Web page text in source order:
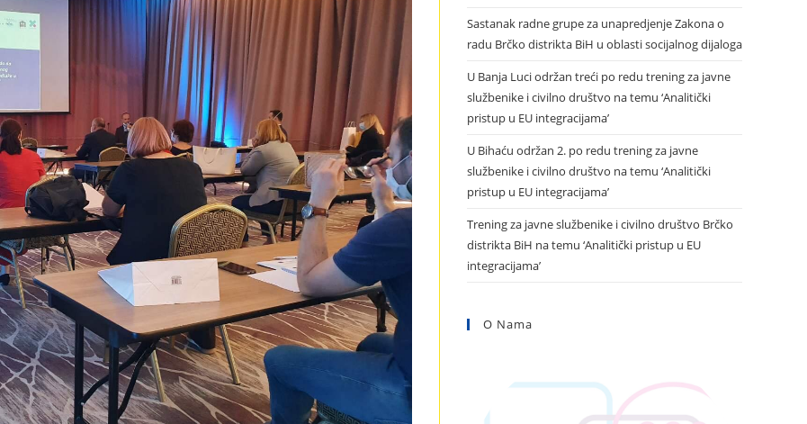
Sastanak radne grupe za unapredjenje Zakona o
radu Brčko distrikta BiH u oblasti socijalnog dijaloga
U Banja Luci održan treći po redu trening za javne
službenike i civilno društvo na temu ‘Analitički
pristup u EU integracijama’
U Bihaću održan 2. po redu trening za javne
službenike i civilno društvo na temu ‘Analitički
pristup u EU integracijama’
Trening za javne službenike i civilno društvo Brčko
distrikta BiH na temu ‘Analitički pristup u EU
integracijama’
O Nama